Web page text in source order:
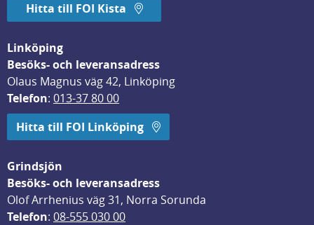
Hitta till FOI Kista
Linköping
Besöks- och leveransadress
Olaus Magnus väg 42, Linköping
Telefon: 013-37 80 00
Hitta till FOI Linköping
Grindsjön
Besöks- och leveransadress
Olof Arrhenius väg 31, Norra Sorunda
Telefon: 08-555 030 00